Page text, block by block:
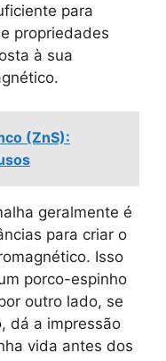
para
propriedades
à sua
(ZnS):
geralmente é
para criar o
Isso
porco-espinho
outro lado, se
dá a impressão
vida antes dos